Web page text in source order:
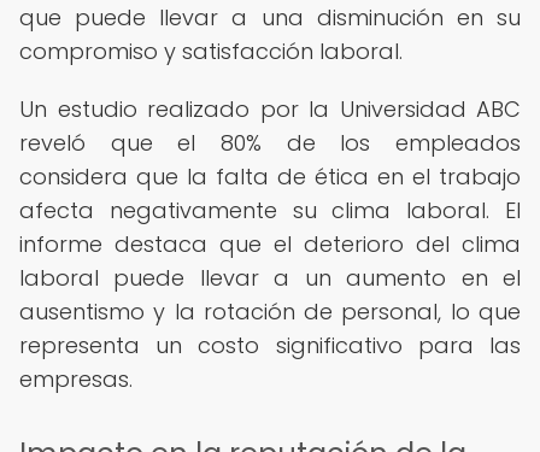
que puede llevar a una disminución en su
compromiso y satisfacción laboral.
Un estudio realizado por la Universidad ABC
reveló que el 80% de los empleados
considera que la falta de ética en el trabajo
afecta negativamente su clima laboral. El
informe destaca que el deterioro del clima
laboral puede llevar a un aumento en el
ausentismo y la rotación de personal, lo que
representa un costo significativo para las
empresas.